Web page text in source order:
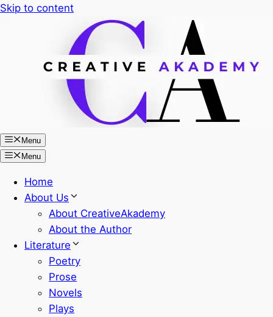
Skip to content
Menu
Menu
Home
About Us
About CreativeAkademy
About the Author
Literature
Poetry
Prose
Novels
Plays